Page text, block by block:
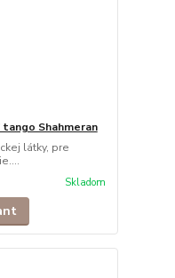
tango Shahmeran
látky, pre
Skladom